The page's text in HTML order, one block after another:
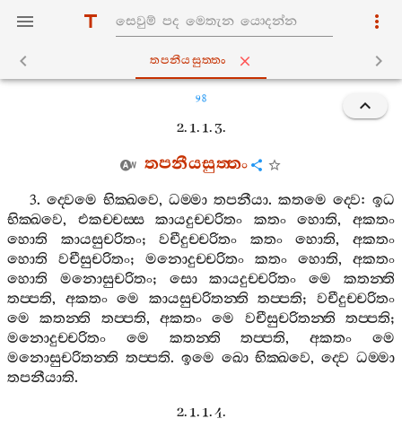
තපනීයසුත‍්තං
98
2. 1. 1. 3.
තපනීයසුත‍්තං
3. ද‍්වෙමෙ භික‍්ඛවෙ, ධම‍්මා තපනීයා. කතමෙ ද‍්වෙ:ඉධ
භික‍්ඛවෙ, එකච‍්චස‍්ස කායදුච‍්චරිතං කතං හොති,අකතං
හොති
කායසුචරිතං;වචීදුච‍්චරිතං කතං හොති,අකතං
හොති
වචීසුචරිතං; මනොදුච‍්චරිතං කතං හොති, අකතං
හොති
මනොසුචරිතං; සො කායදුච‍්චරිතං මෙ
කතන‍්ති
තප‍්පති, අකතං මෙ කායසුචරිතන‍්ති තප‍්පති;වචීදුච‍්චරිතං
මෙ
කතන‍්ති තප‍්පති,අකතං මෙ වචීසුචරිතන‍්ති තප‍්පති;
මනොදුච‍්චරිතං
මෙ කතන‍්ති තප‍්පති,අකතං
මෙ
මනොසුචරිතන‍්ති තප‍්පති. ඉමෙ ඛො භික‍්ඛවෙ,ද‍්වෙ ධම‍්මා
තපනීයාති.
2. 1. 1. 4.